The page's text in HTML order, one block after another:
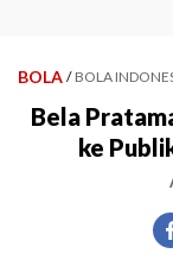
BOLA / BOLA
Bela
ke